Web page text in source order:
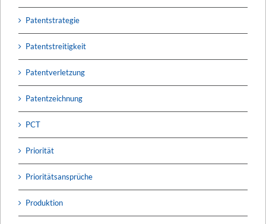
Patentstrategie
Patentstreitigkeit
Patentverletzung
Patentzeichnung
PCT
Priorität
Prioritätsansprüche
Produktion